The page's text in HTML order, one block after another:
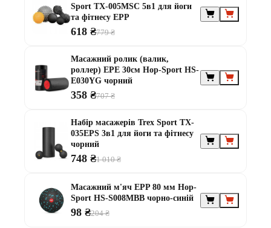
В обране
Sport TX-005MSC 5в1 для йоги
та фітнесу EPP
618 ₴779 ₴
Масажний ролик (валик,
роллер) EPE 30см Hop-Sport HS-
E030YG чорний
358 ₴707 ₴
Набір масажерів Trex Sport TX-
035EPS 3в1 для йоги та фітнесу
чорний
748 ₴1 010 ₴
Масажний м'яч EPP 80 мм Hop-
Sport HS-S008MBB чорно-синій
98 ₴204 ₴